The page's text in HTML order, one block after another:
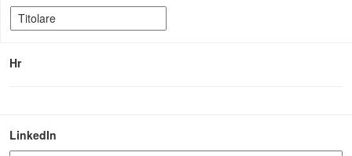
Hr
LinkedIn